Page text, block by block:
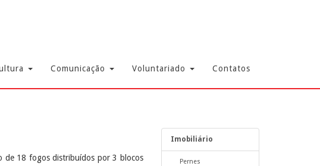
Comunicação Voluntariado Contatos
de 18 fogos distribuídos por 3 blocos
Imobiliário
Pernes